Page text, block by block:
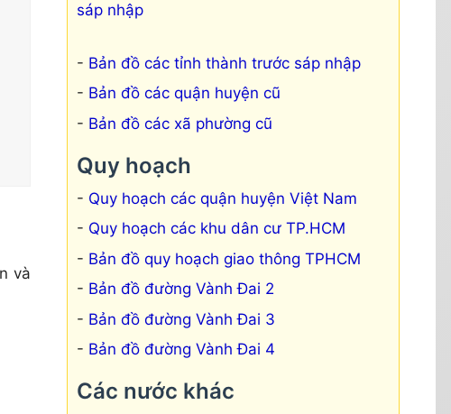
và
sáp nhập
Bản đồ các tỉnh thành trước sáp nhập
Bản đồ các quận huyện cũ
Bản đồ các xã phường cũ
Quy hoạch
Quy hoạch các quận huyện Việt Nam
Quy hoạch các khu dân cư TP.HCM
Bản đồ quy hoạch giao thông TPHCM
Bản đồ đường Vành Đai 2
Bản đồ đường Vành Đai 3
Bản đồ đường Vành Đai 4
Các nước khác